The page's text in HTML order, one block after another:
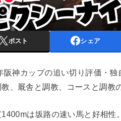
ポスト シェア
阪神カップの追い切り評価・独
、厩舎と調教、コースと調教
は坂路の速い馬と好相性。